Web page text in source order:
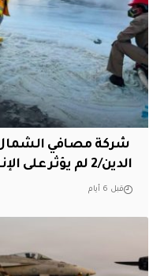
شركة مصافي
الدين/2 لم يؤثر على الإنتاج
قبل 6 أيام